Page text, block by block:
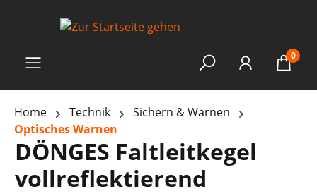
0
Home Technik
Sichern & Warnen
Optisches Warnen
DÖNGES Faltleitkegel
vollreflektierend